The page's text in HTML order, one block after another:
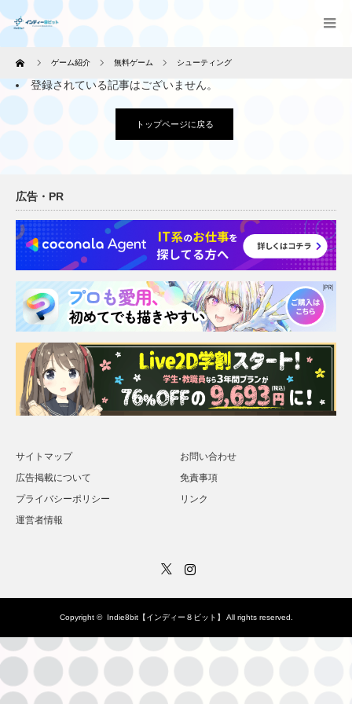
Home ゲーム紹介 無料ゲーム シューティング
登録されている記事はございません。
トップページに戻る
広告・PR
サイトマップ
お問い合わせ
広告掲載について
免責事項
プライバシーポリシー
リンク
運営者情報
Copyright © Indie8bit【インディー８ビット】 All rights reserved.